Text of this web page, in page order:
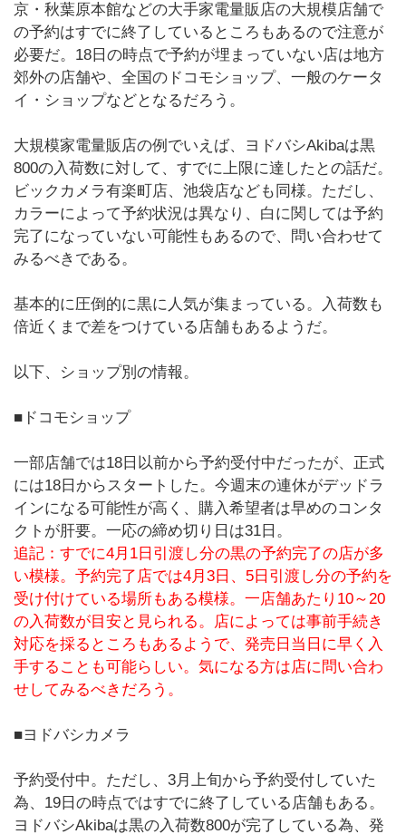
京・秋葉原本館などの大手家電量販店の大規模店舗で
の予約はすでに終了しているところもあるので注意が
必要だ。18日の時点で予約が埋まっていない店は地方
郊外の店舗や、全国のドコモショップ、一般のケータ
イ・ショップなどとなるだろう。
大規模家電量販店の例でいえば、ヨドバシAkibaは黒
800の入荷数に対して、すでに上限に達したとの話だ。
ビックカメラ有楽町店、池袋店なども同様。ただし、
カラーによって予約状況は異なり、白に関しては予約
完了になっていない可能性もあるので、問い合わせて
みるべきである。
基本的に圧倒的に黒に人気が集まっている。入荷数も
倍近くまで差をつけている店舗もあるようだ。
以下、ショップ別の情報。
■ドコモショップ
一部店舗では18日以前から予約受付中だったが、正式
には18日からスタートした。今週末の連休がデッドラ
インになる可能性が高く、購入希望者は早めのコンタ
クトが肝要。一応の締め切り日は31日。
追記：すでに4月1日引渡し分の黒の予約完了の店が多
い模様。予約完了店では4月3日、5日引渡し分の予約を
受け付けている場所もある模様。一店舗あたり10～20
の入荷数が目安と見られる。店によっては事前手続き
対応を採るところもあるようで、発売日当日に早く入
手することも可能らしい。気になる方は店に問い合わ
せしてみるべきだろう。
■ヨドバシカメラ
予約受付中。ただし、3月上旬から予約受付していた
為、19日の時点ではすでに終了している店舗もある。
ヨドバシAkibaは黒の入荷数800が完了している為、発